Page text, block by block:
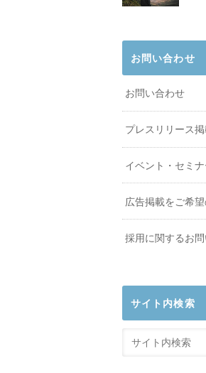
お問い合わせ
お問い合わせ
プレスリリース
イベント・セミ
広告掲載をご希
採用に関するお
サイト内検索